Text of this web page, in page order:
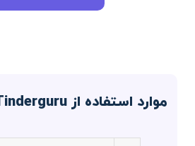
موارد استفاده از Tinderguru